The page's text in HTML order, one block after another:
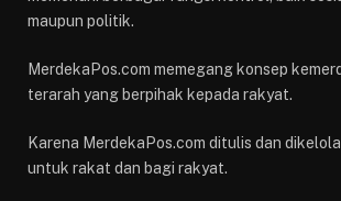
maupun politik.
MerdekaPos.com memegang konsep
terarah yang berpihak kepada rakyat.
Karena MerdekaPos.com ditulis dan
untuk rakat dan bagi rakyat.